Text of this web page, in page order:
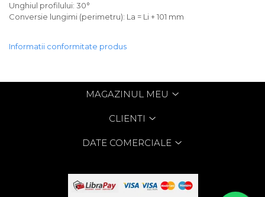
Unghiul profilului: 30°
Conversie lungimi (perimetru): La = Li + 101 mm
Informatii conformitate produs
MAGAZINUL MEU
CLIENTI
DATE COMERCIALE